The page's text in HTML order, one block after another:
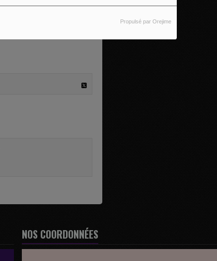
Propulsé par Orejime
NOS COORDONNÉES